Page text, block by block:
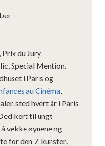
Prix du Jury
Special Mention.
i Paris og
au Cinéma
sted hvert år i Paris
til ungt
vekke øynene og
for den 7. kunsten,